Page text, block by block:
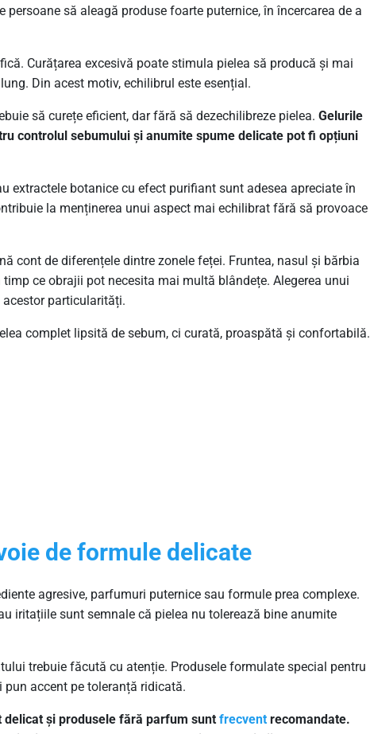
să aleagă produse foarte puternice, în încercarea de a
Curățarea excesivă poate stimula pielea să producă și mai
Din acest motiv, echilibrul este esențial.
să curețe eficient, dar fără să dezechilibreze pielea. Gelurile
controlul sebumului și anumite spume delicate pot fi opțiuni
extractele botanice cu efect purifiant sunt adesea apreciate în
la menținerea unui aspect mai echilibrat fără să provoace
cont de diferențele dintre zonele feței. Fruntea, nasul și bărbia
ce obrajii pot necesita mai multă blândețe. Alegerea unui
particularități.
complet lipsită de sebum, ci curată, proaspătă și confortabilă.
de formule delicate
agresive, parfumuri puternice sau formule prea complexe.
iritațiile sunt semnale că pielea nu tolerează bine anumite
trebuie făcută cu atenție. Produsele formulate special pentru
accent pe toleranță ridicată.
și produsele fără parfum sunt frecvent recomandate.